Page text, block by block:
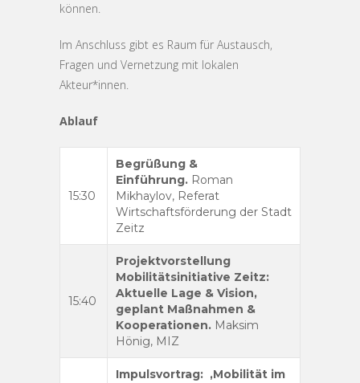
können.
Im Anschluss gibt es Raum für Austausch,
Fragen und Vernetzung mit lokalen
Akteur*innen.
Ablauf
15:30
Begrüßung &
Einführung. Roman
Mikhaylov, Referat
Wirtschaftsförderung der Stadt
Zeitz
15:40
Projektvorstellung
Mobilitätsinitiative Zeitz:
Aktuelle Lage & Vision,
geplant Maßnahmen &
Kooperationen. Maksim
Hönig, MIZ
Impulsvortrag: ‚Mobilität im